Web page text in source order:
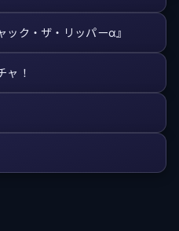
ック・ザ・リッパーα』
ャ！